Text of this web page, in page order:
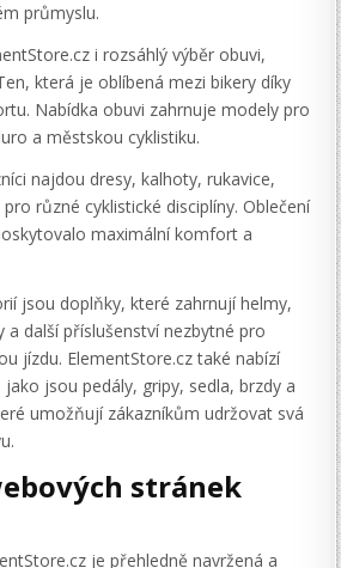
průmyslu.
i rozsáhlý výběr obuvi,
která je oblíbená mezi bikery díky
Nabídka obuvi zahrnuje modely pro
a městskou cyklistiku.
najdou dresy, kalhoty, rukavice,
různé cyklistické disciplíny. Oblečení
maximální komfort a
jsou doplňky, které zahrnují helmy,
a další příslušenství nezbytné pro
jízdu. ElementStore.cz také nabízí
jsou pedály, gripy, sedla, brzdy a
umožňují zákazníkům udržovat svá
stránek
je přehledně navržená a